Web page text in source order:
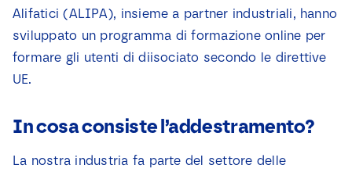
Alifatici (ALIPA), insieme a partner industriali, hanno
sviluppato un programma di formazione online per
formare gli utenti di diisociato secondo le direttive
UE.
In cosa consiste l’addestramento?
La nostra industria fa parte del settore delle